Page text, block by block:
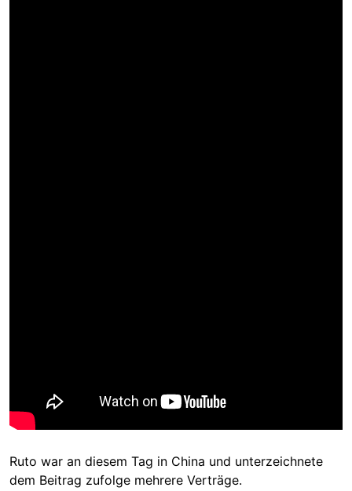
Ruto war an diesem Tag in China und unterzeichnete
dem Beitrag zufolge mehrere Verträge.